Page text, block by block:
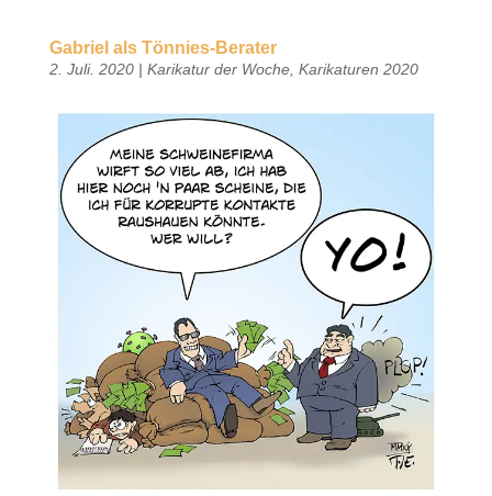
Gabriel als Tönnies-Berater
2. Juli. 2020| Karikatur der Woche, Karikaturen 2020